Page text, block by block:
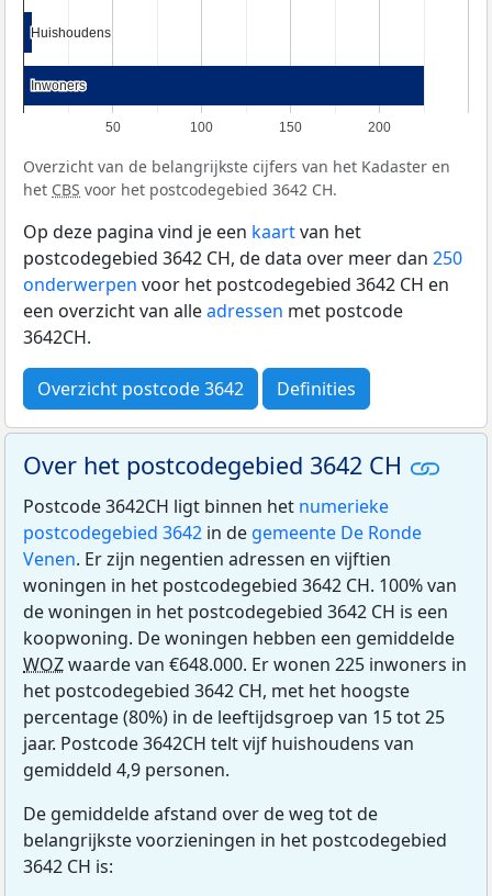
50 100 150 200
Huishoudens
Huishoudens
Inwoners
Inwoners
Overzicht van de belangrijkste cijfers van het Kadaster en
het CBS voor het postcodegebied 3642 CH.
Op deze pagina vind je een kaartvan het
postcodegebied 3642 CH, de data over meer dan 250
onderwerpen voor het postcodegebied 3642 CH en
een overzicht van alleadressen met postcode
3642CH.
Overzicht postcode 3642 Definities
Over het postcodegebied 3642 CH
Postcode 3642CH ligt binnen het numerieke
postcodegebied 3642 in de gemeente De Ronde
Venen. Er zijn negentien adressen en vijftien
woningen in het postcodegebied 3642 CH. 100% van
de woningen in het postcodegebied 3642 CH is een
koopwoning. De woningen hebben een gemiddelde
WOZwaarde van €648.000. Er wonen 225 inwoners in
het postcodegebied 3642 CH, met het hoogste
percentage (80%) in de leeftijdsgroep van 15 tot 25
jaar. Postcode 3642CH telt vijf huishoudens van
gemiddeld 4,9 personen.
De gemiddelde afstand over de weg tot de
belangrijkste voorzieningen in het postcodegebied
3642 CH is: